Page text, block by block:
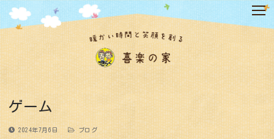
テ
ン
ツ
へ
ス
キ
ッ
プ
ゲーム
2024年7月6日 ブログ